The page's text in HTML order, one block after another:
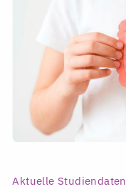
Aktuelle Studiendaten